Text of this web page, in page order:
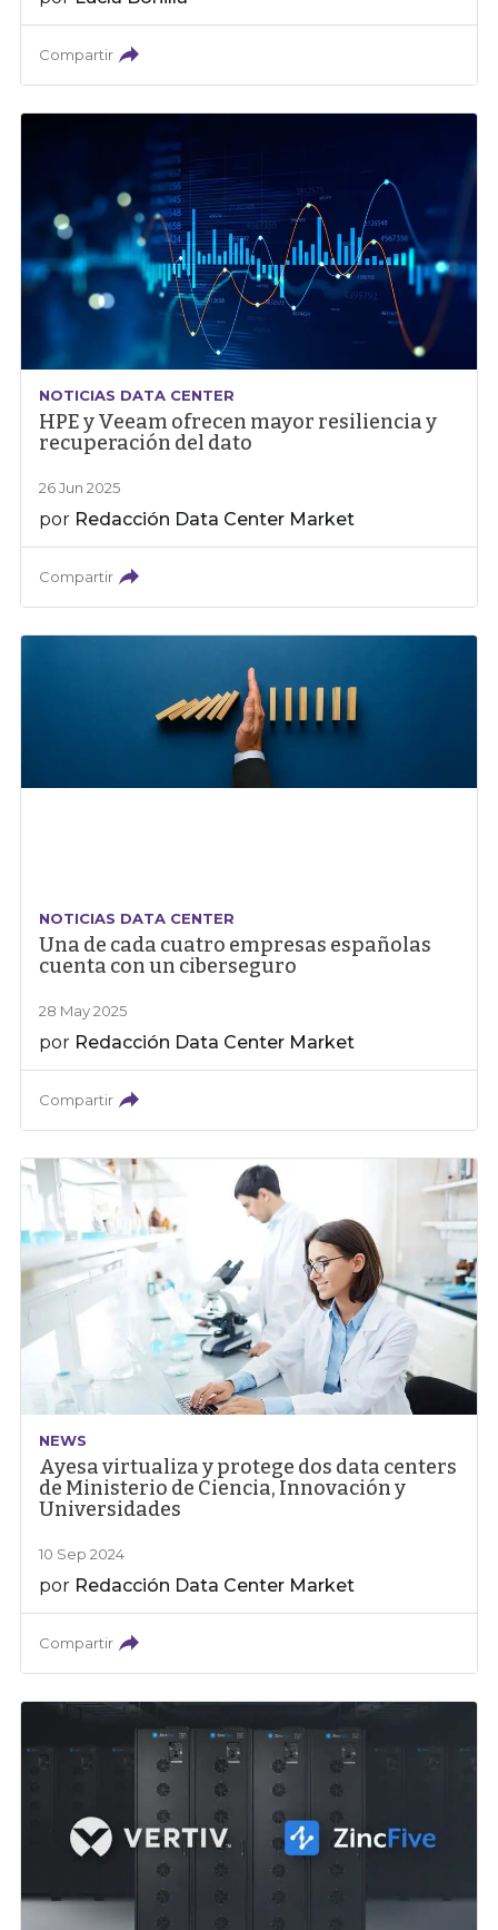
Compartir
NOTICIAS DATA CENTER
HPE y Veeam ofrecen mayor resiliencia y
recuperación del dato
26 Jun 2025
por Redacción Data Center Market
Compartir
NOTICIAS DATA CENTER
Una de cada cuatro empresas españolas
cuenta con un ciberseguro
28 May 2025
por Redacción Data Center Market
Compartir
NEWS
Ayesa virtualiza y protege dos data centers
de Ministerio de Ciencia, Innovación y
Universidades
10 Sep 2024
por Redacción Data Center Market
Compartir